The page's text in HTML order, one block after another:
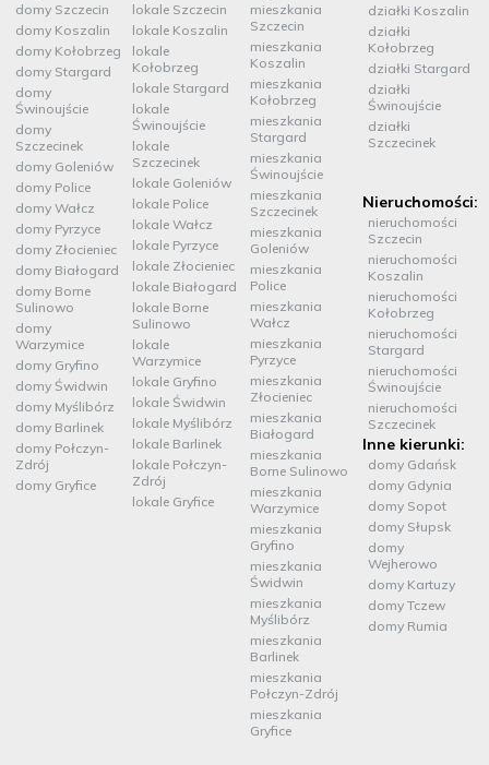
domy Szczecin
domy Koszalin
domy Kołobrzeg
domy Stargard
domy
Świnoujście
domy
Szczecinek
domy Goleniów
domy Police
domy Wałcz
domy Pyrzyce
domy Złocieniec
domy Białogard
domy Borne
Sulinowo
domy
Warzymice
domy Gryfino
domy Świdwin
domy Myślibórz
domy Barlinek
domy Połczyn-
Zdrój
domy Gryfice
lokale Szczecin
lokale Koszalin
lokale
Kołobrzeg
lokale Stargard
lokale
Świnoujście
lokale
Szczecinek
lokale Goleniów
lokale Police
lokale Wałcz
lokale Pyrzyce
lokale Złocieniec
lokale Białogard
lokale Borne
Sulinowo
lokale
Warzymice
lokale Gryfino
lokale Świdwin
lokale Myślibórz
lokale Barlinek
lokale Połczyn-
Zdrój
lokale Gryfice
mieszkania
Szczecin
mieszkania
Koszalin
mieszkania
Kołobrzeg
mieszkania
Stargard
mieszkania
Świnoujście
mieszkania
Szczecinek
mieszkania
Goleniów
mieszkania
Police
mieszkania
Wałcz
mieszkania
Pyrzyce
mieszkania
Złocieniec
mieszkania
Białogard
mieszkania
Borne Sulinowo
mieszkania
Warzymice
mieszkania
Gryfino
mieszkania
Świdwin
mieszkania
Myślibórz
mieszkania
Barlinek
mieszkania
Połczyn-Zdrój
mieszkania
Gryfice
działki Koszalin
działki
Kołobrzeg
działki Stargard
działki
Świnoujście
działki
Szczecinek
Nieruchomości:
nieruchomości
Szczecin
nieruchomości
Koszalin
nieruchomości
Kołobrzeg
nieruchomości
Stargard
nieruchomości
Świnoujście
nieruchomości
Szczecinek
Inne kierunki:
domy Gdańsk
domy Gdynia
domy Sopot
domy Słupsk
domy
Wejherowo
domy Kartuzy
domy Tczew
domy Rumia